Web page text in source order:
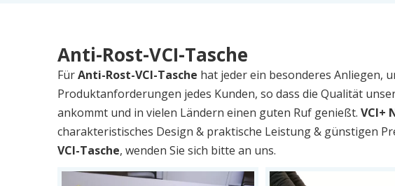
Anti-Rost-VCI-Tasche
FürAnti-Rost-VCI-Tasche hat jeder ein besonderes Anliegen,
Produktanforderungen jedes Kunden, so dass die Qualität
ankommt und in vielen Ländern einen guten Ruf genießt. VCI+
charakteristisches Design & praktische Leistung & günstigen
VCI-Tasche, wenden Sie sich bitte an uns.